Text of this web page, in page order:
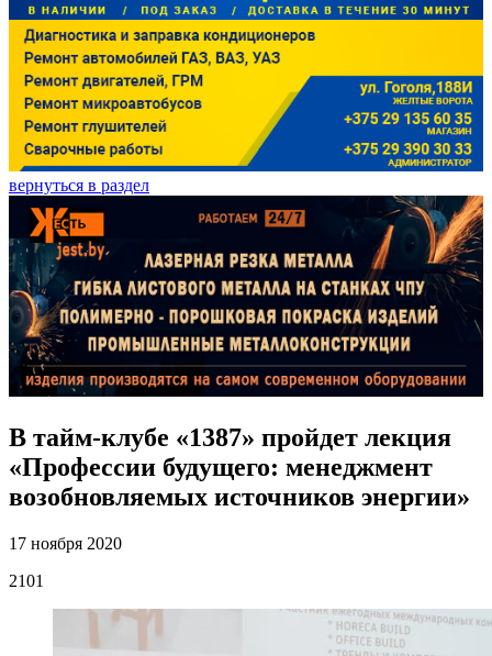
вернуться в раздел
В тайм-клубе «1387» пройдет лекция
«Профессии будущего: менеджмент
возобновляемых источников энергии»
17 ноября 2020
2101